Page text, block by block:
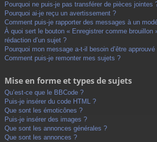
Pourquoi ne puis-je pas transférer de pièces jointes
Pourquoi ai-je reçu un avertissement ?
Comment puis-je rapporter des messages à un
À quoi sert le bouton « Enregistrer comme brouillon
rédaction d’un sujet ?
Pourquoi mon message a-t-il besoin d’être approuvé
Comment puis-je remonter mes sujets ?
Mise en forme et types de sujets
Qu’est-ce que le BBCode ?
Puis-je insérer du code HTML ?
Que sont les émoticônes ?
Puis-je insérer des images ?
Que sont les annonces générales ?
Que sont les annonces ?